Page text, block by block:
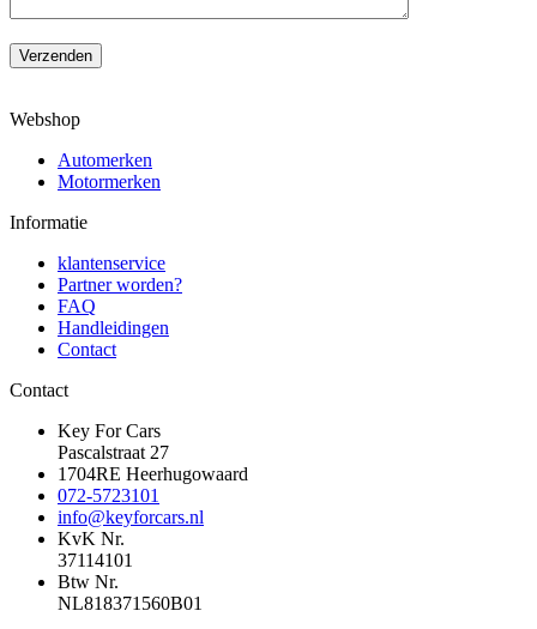
Verzenden
Webshop
Automerken
Motormerken
Informatie
klantenservice
Partner worden?
FAQ
Handleidingen
Contact
Contact
Key For Cars
Pascalstraat 27
1704RE Heerhugowaard
072-5723101
info@keyforcars.nl
KvK Nr.
37114101
Btw Nr.
NL818371560B01